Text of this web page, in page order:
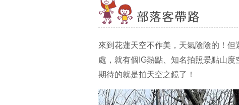
來到花蓮天空不作美，天氣陰陰的！
處，就有個IG熱點、知名拍照景點山
期待的就是拍天空之鏡了！